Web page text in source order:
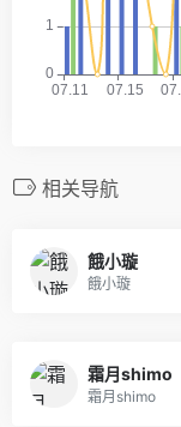
相关导航
餓小璇
餓小璇
霜月shimo
霜月shimo